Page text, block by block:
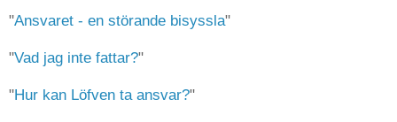
"Ansvaret - en störande bisyssla"
"Vad jag inte fattar?"
"Hur kan Löfven ta ansvar?"